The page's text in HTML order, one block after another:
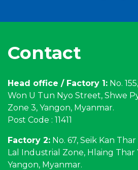
Contact
Head office / Factory 1: No.
Won U Tun Nyo Street, Shwe
Zone 3, Yangon, Myanmar.
Post Code : 11411
Factory 2: No. 67, Seik Kan
Lal Industrial Zone, Hlaing Thar
Yangon, Myanmar.